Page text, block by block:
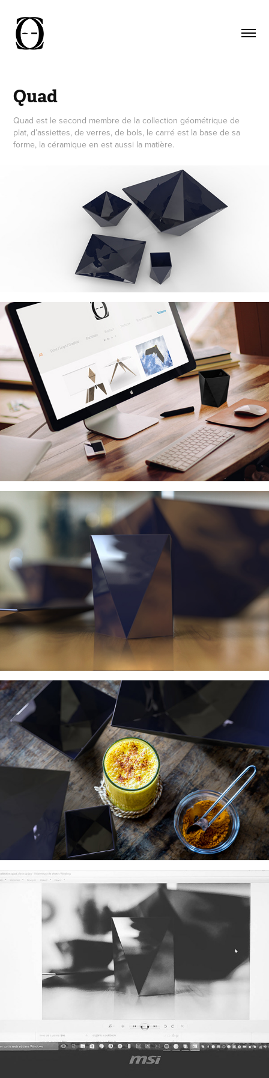
Quad
Quad est le second membre de la collection géométrique de
plat, d’assiettes, de verres, de bols, le carré est la base de sa
forme, la céramique en est aussi la matière.